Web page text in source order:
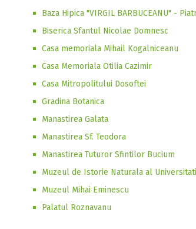
Baza Hipica "VIRGIL BARBUCEANU" -
Biserica Sfantul Nicolae Domnesc
Casa memoriala Mihail Kogalniceanu
Casa Memoriala Otilia Cazimir
Casa Mitropolitului Dosoftei
Gradina Botanica
Manastirea Galata
Manastirea Sf. Teodora
Manastirea Tuturor Sfintilor Bucium
Muzeul de Istorie Naturala al
Muzeul Mihai Eminescu
Palatul Roznavanu